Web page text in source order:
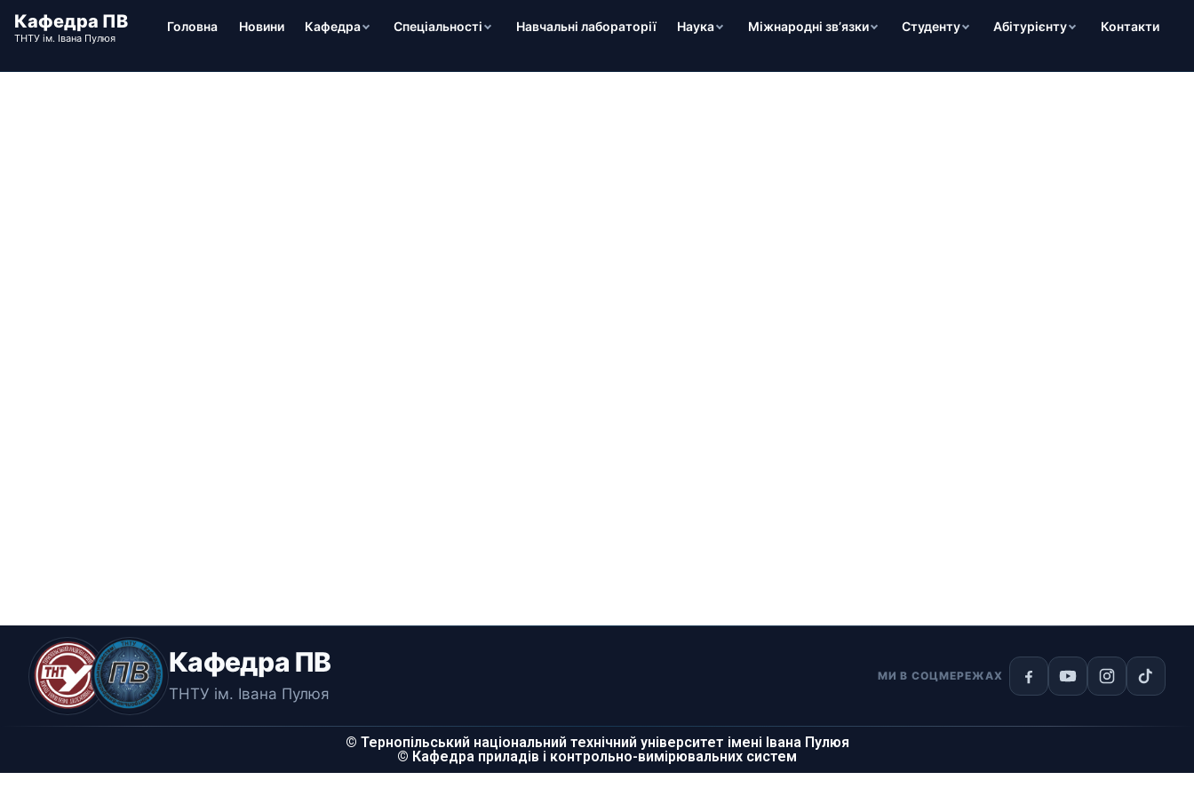
Головна Новини Кафедра Спеціальності Навчальні лабораторії Наука Міжнародні зв’язки Студенту Абітурієнту Контакти
Кафедра ПВ
ТНТУ ім. Івана Пулюя
МИ В СОЦМЕРЕЖАХ
© Тернопільський національний технічний університет імені Івана Пулюя
© Кафедра приладів і контрольно-вимірювальних систем